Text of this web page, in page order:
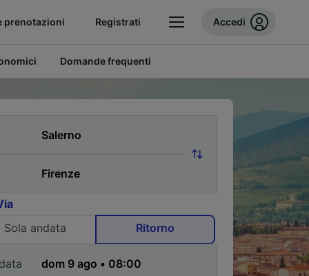
prenotazioni Registrati Accedi
Domande frequenti
Sola andata
Ritorno